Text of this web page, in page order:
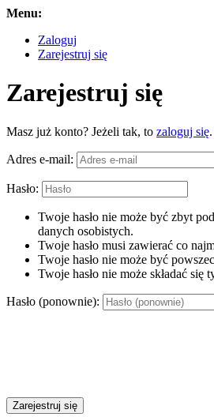
Menu:
Zaloguj
Zarejestruj się
Zarejestruj się
Masz już konto? Jeżeli tak, to zaloguj się.
Adres e-mail:
Hasło:
Twoje hasło nie może być zbyt
danych osobistych.
Twoje hasło musi zawierać co
Twoje hasło nie może być
Twoje hasło nie może składać się
Hasło (ponownie):
Zarejestruj się